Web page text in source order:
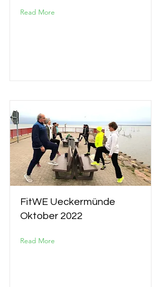
Read More
FitWE Ueckermünde
Oktober 2022
Read More